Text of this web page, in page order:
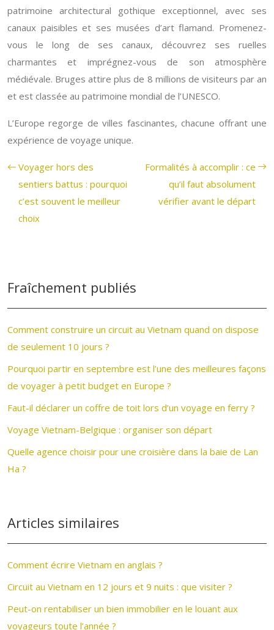
patrimoine architectural gothique exceptionnel, avec ses
canaux paisibles et ses musées d’art flamand. Promenez-
vous le long de ses canaux, découvrez ses ruelles
charmantes et imprégnez-vous de son atmosphère
médiévale. Bruges attire plus de 8 millions de visiteurs par an
et est classée au patrimoine mondial de l’UNESCO.
L’Europe regorge de villes fascinantes, chacune offrant une
expérience de voyage unique.
Voyager hors des
sentiers battus : pourquoi
c’est souvent le meilleur
choix
Formalités à accomplir : ce
qu’il faut absolument
vérifier avant le départ
Fraîchement publiés
Comment construire un circuit au Vietnam quand on dispose
de seulement 10 jours ?
Pourquoi partir en septembre est l’une des meilleures façons
de voyager à petit budget en Europe ?
Faut-il déclarer un coffre de toit lors d’un voyage en ferry ?
Voyage Vietnam-Belgique : organiser son départ
Quelle agence choisir pour une croisière dans la baie de Lan
Ha ?
Articles similaires
Comment écrire Vietnam en anglais ?
Circuit au Vietnam en 12 jours et 9 nuits : que visiter ?
Peut-on rentabiliser un bien immobilier en le louant aux
voyageurs toute l’année ?